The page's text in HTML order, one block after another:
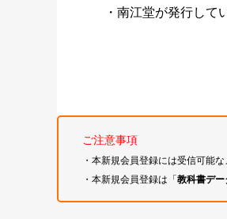
・南江堂が発行して
ご注意事項
・本新規会員登録には受信可能
・本新規会員登録は「教科書デー